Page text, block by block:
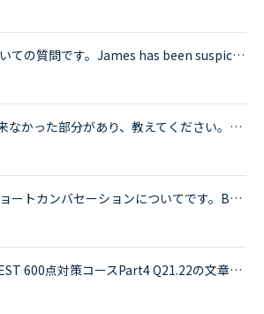
文法の中級の39についての質問です。James has been suspicious about Andrew's strange behavior lately.James「 Frankly, I don't know why you are still going to that farm. You were only going there for ...
初心者です。理解出来なかった部分があり、教えてください。James is asking Charlotte about Gabriella's birthday party. James When was Gabriella's birthday?Charlotte It was last weekend.James How was t...
文法の中級の50のショートカンバセーションについてです。Benjamin's son called him at his law firm while he was busy having a meeting. Benjamin &quot;What did my son say?&quot; Secretary &quot;He sai...
TOEIC®️L&amp;R TEST 600点対策コースPart4 Q21.22の文章でわからないことがあります。文章は以下の通りです。When you move, you should try to tell banks and credit card companies your new address at leas...